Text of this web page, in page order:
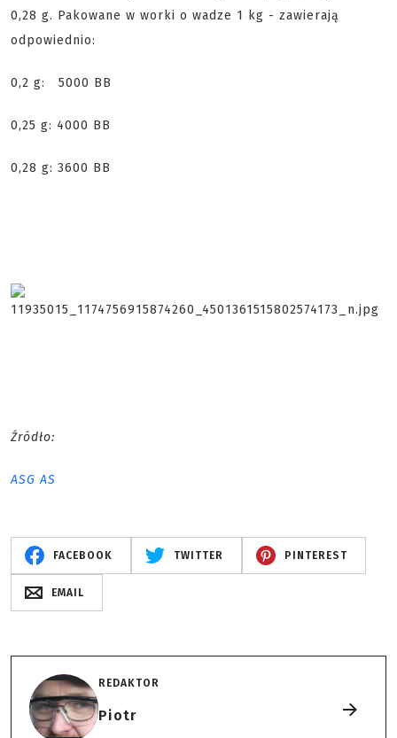
0,28 g. Pakowane w worki o wadze 1 kg - zawierają
odpowiednio:
0,2 g: 5000 BB
0,25 g: 4000 BB
0,28 g: 3600 BB
Źródło:
ASG AS
FACEBOOK TWITTER PINTEREST
EMAIL
REDAKTOR
Piotr